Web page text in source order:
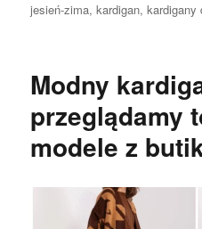
jesień-zima,kardigan,kardigany
Modny
przeglądamy
modele z